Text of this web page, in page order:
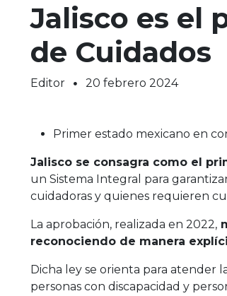
Jalisco es el
de Cuidados
Editor 20 febrero 2024
Primer estado mexicano en
Jalisco se consagra como el
un Sistema Integral para
cuidadoras y quienes requieren
La aprobación, realizada en 2022,
reconociendo de manera
Dicha ley se orienta para atender
personas con discapacidad y